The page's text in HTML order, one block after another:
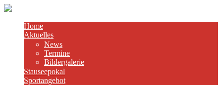
Home
Aktuelles
News
Termine
Bildergalerie
Stauseepokal
Sportangebot